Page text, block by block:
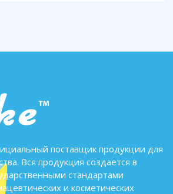
поставщик продукции для
Вся продукция создается в
стандартами
и косметических